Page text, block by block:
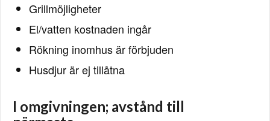
Grillmöjligheter
El/vatten kostnaden ingår
Rökning inomhus är förbjuden
Husdjur är ej tillåtna
I omgivningen; avstånd till